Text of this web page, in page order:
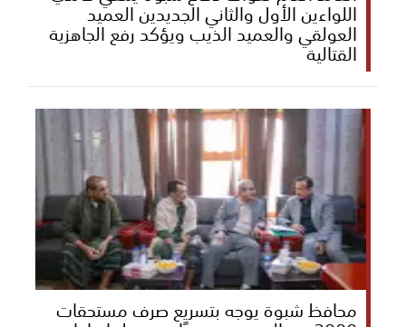
اللواءين الأول والثاني الجديدين العميد
العولقي والعميد الذيب ويؤكد رفع الجاهزية
القتالية
محافظ شبوة يوجه بتسريع صرف مستحقات